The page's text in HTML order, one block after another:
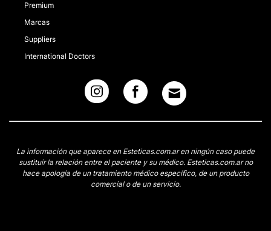
Premium
Marcas
Suppliers
International Doctors
La información que aparece en Esteticas.com.ar en ningún caso puede
sustituir la relación entre el paciente y su médico. Esteticas.com.ar no
hace apología de un tratamiento médico específico, de un producto
comercial o de un servicio.